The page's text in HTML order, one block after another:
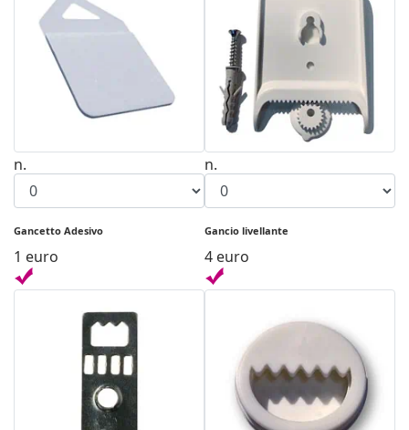
n.
Gancetto Adesivo
1 euro
n.
Gancio livellante
4 euro